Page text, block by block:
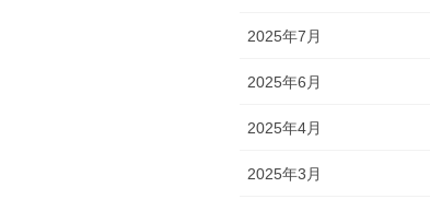
2025年7月
2025年6月
2025年4月
2025年3月